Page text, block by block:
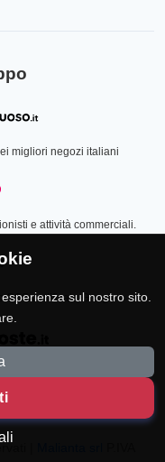
migliori negozi italiani
e attività commerciali.
CSS certificato Google
sul nostro sito.